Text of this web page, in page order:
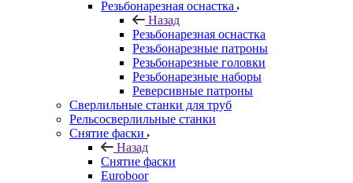
Резьбонарезная оснастка
Назад
Резьбонарезная оснастка
Резьбонарезные патроны
Резьбонарезные головки
Резьбонарезные наборы
Реверсивные патроны
Сверлильные станки для труб
Рельсосверлильные станки
Снятие фаски
Назад
Снятие фаски
Euroboor